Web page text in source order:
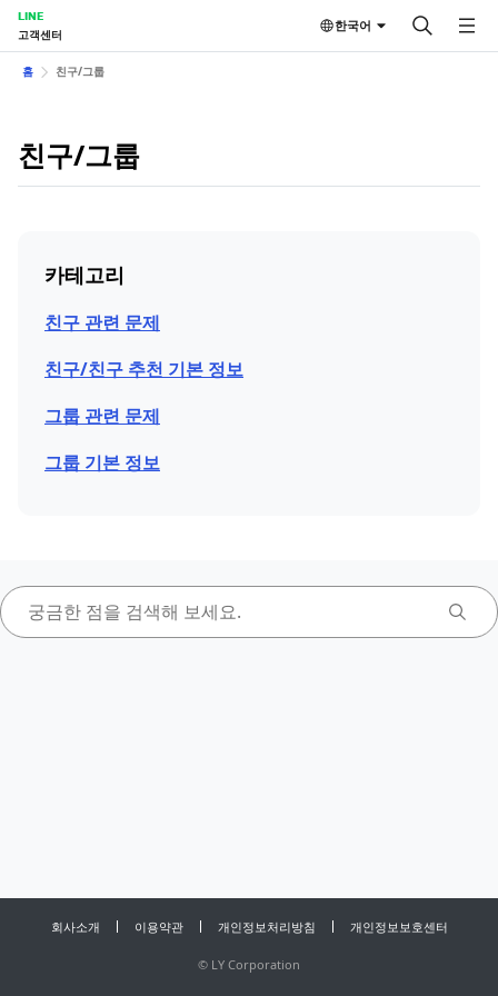
LINE
고객센터
한국어
홈 친구/그룹
친구/그룹
카테고리
친구 관련 문제
친구/친구 추천 기본 정보
그룹 관련 문제
그룹 기본 정보
회사소개 이용약관 개인정보처리방침 개인정보보호센터
© LY Corporation